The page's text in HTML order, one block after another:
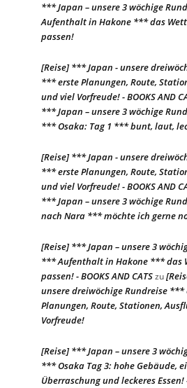
*** Japan – unsere 3 wöchige
Aufenthalt in Hakone *** das
passen!
[Reise] *** Japan - unsere
*** erste Planungen, Route,
und viel Vorfreude! - BOOKS AND
*** Japan – unsere 3 wöchige
*** Osaka: Tag 1 *** bunt, laut,
[Reise] *** Japan - unsere
*** erste Planungen, Route,
und viel Vorfreude! - BOOKS AND
*** Japan – unsere 3 wöchige
nach Nara *** möchte ich gerne
[Reise] *** Japan – unsere 3
*** Aufenthalt in Hakone *** das
passen! - BOOKS AND CATSzu
unsere dreiwöchige Rundreise ***
Planungen, Route, Stationen,
Vorfreude!
[Reise] *** Japan – unsere 3
*** Osaka Tag 3: hohe Gebäude,
Überraschung und leckeres Essen!